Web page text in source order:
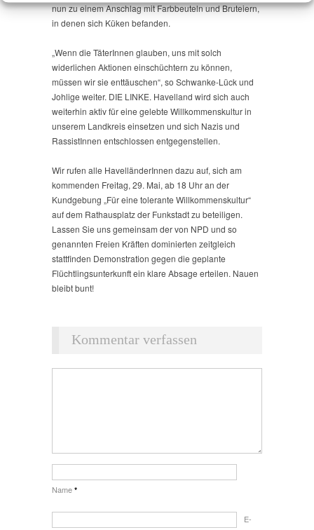
nun zu einem Anschlag mit Farbbeuteln und Bruteiern,
in denen sich Küken befanden.
„Wenn die TäterInnen glauben, uns mit solch
widerlichen Aktionen einschüchtern zu können,
müssen wir sie enttäuschen“, so Schwanke-Lück und
Johlige weiter. DIE LINKE. Havelland wird sich auch
weiterhin aktiv für eine gelebte Willkommenskultur in
unserem Landkreis einsetzen und sich Nazis und
RassistInnen entschlossen entgegenstellen.
Wir rufen alle HavelländerInnen dazu auf, sich am
kommenden Freitag, 29. Mai, ab 18 Uhr an der
Kundgebung „Für eine tolerante Willkommenskultur“
auf dem Rathausplatz der Funkstadt zu beteiligen.
Lassen Sie uns gemeinsam der von NPD und so
genannten Freien Kräften dominierten zeitgleich
stattfinden Demonstration gegen die geplante
Flüchtlingsunterkunft ein klare Absage erteilen. Nauen
bleibt bunt!
Kommentar verfassen
Name *
E-